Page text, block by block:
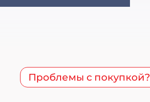
Проблемы с покупкой?